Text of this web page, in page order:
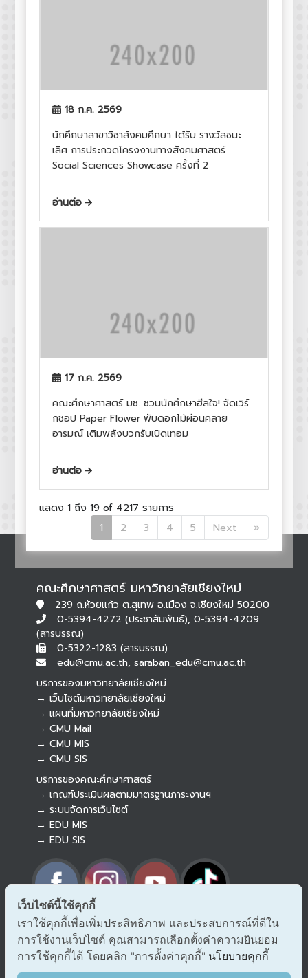
18 ก.ค. 2569
นักศึกษาสาขาวิชาสังคมศึกษา ได้รับ รางวัลชนะ
เลิศ การประกวดโครงงานทางสังคมศาสตร์
Social Sciences Showcase ครั้งที่ 2
อ่านต่อ
17 ก.ค. 2569
คณะศึกษาศาสตร์ มช. ชวนนักศึกษาฮีลใจ! จัดเวิร์
กชอป Paper Flower พับดอกไม้ผ่อนคลาย
อารมณ์ เติมพลังบวกรับเปิดเทอม
อ่านต่อ
แสดง 1 ถึง 19 of 4217 รายการ
1(current)
2 3 4 5 Next »
คณะศึกษาศาสตร์ มหาวิทยาลัยเชียงใหม่
239 ถ.ห้วยแก้ว ต.สุเทพ อ.เมือง จ.เชียงใหม่ 50200
0-5394-4272 (ประชาสัมพันธ์), 0-5394-4209
(สารบรรณ)
0-5322-1283 (สารบรรณ)
edu@cmu.ac.th, saraban_edu@cmu.ac.th
บริการของมหาวิทยาลัยเชียงใหม่
→ เว็บไซต์มหาวิทยาลัยเชียงใหม่
→ แผนที่มหาวิทยาลัยเชียงใหม่
→ CMU Mail
→ CMU MIS
→ CMU SIS
บริการของคณะศึกษาศาสตร์
→ เกณฑ์ประเมินผลตามมาตรฐานภาระงานฯ
→ ระบบจัดการเว็บไซต์
→ EDU MIS
→ EDU SIS
→ ร้องเรียนทุจริตและประพฤติมิชอบ
→ แจ้งเรื่องร้องออนไลน์ สำนักงาน ป.ป.ช.
→ รับเรื่องร้องเรียน/แจ้งเบาะแส สำนักงาน ป.ป.ท.
Botnoi Assistant
Connecting…
เว็บไซต์นี้ใช้คุกกี้
เราใช้คุกกี้เพื่อเพิ่มประสิทธิภาพ และประสบการณ์ที่ดีใน
การใช้งานเว็บไซต์ คุณสามารถเลือกตั้งค่าความยินยอม
การใช้คุกกี้ได้ โดยคลิก "การตั้งค่าคุกกี้" นโยบายคุกกี้